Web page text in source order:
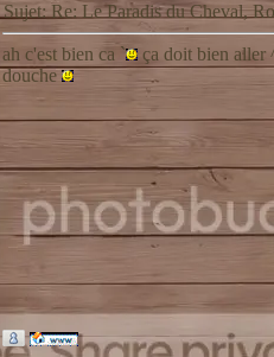
Sujet: Re: Le Paradis du Cheval,
ah c'est bien ca `
ça doit bien aller
douche